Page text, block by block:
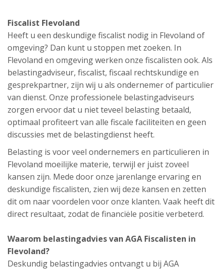
Fiscalist Flevoland
Heeft u een deskundige fiscalist nodig in Flevoland of
omgeving? Dan kunt u stoppen met zoeken. In
Flevoland en omgeving werken onze fiscalisten ook. Als
belastingadviseur, fiscalist, fiscaal rechtskundige en
gesprekpartner, zijn wij u als ondernemer of particulier
van dienst. Onze professionele belastingadviseurs
zorgen ervoor dat u niet teveel belasting betaald,
optimaal profiteert van alle fiscale faciliteiten en geen
discussies met de belastingdienst heeft.
Belasting is voor veel ondernemers en particulieren in
Flevoland moeilijke materie, terwijl er juist zoveel
kansen zijn. Mede door onze jarenlange ervaring en
deskundige fiscalisten, zien wij deze kansen en zetten
dit om naar voordelen voor onze klanten. Vaak heeft dit
direct resultaat, zodat de financiële positie verbeterd.
Waarom belastingadvies van AGA Fiscalisten in
Flevoland?
Deskundig belastingadvies ontvangt u bij AGA